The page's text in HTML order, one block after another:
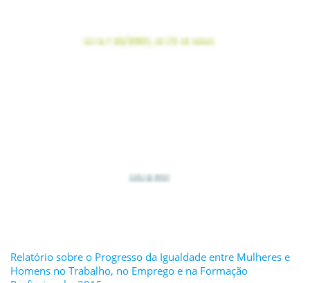
Relatório sobre o Progresso da Igualdade entre Mulheres e
Homens no Trabalho, no Emprego e na Formação